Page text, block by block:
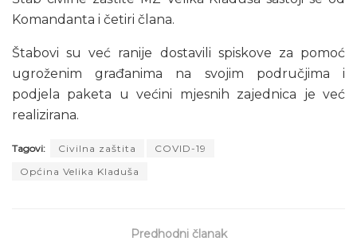
Komandanta i četiri člana.
Štabovi su već ranije dostavili spiskove za pomoć
ugroženim građanima na svojim područjima i
podjela paketa u većini mjesnih zajednica je već
realizirana.
Tagovi: Civilna zaštita
COVID-19
Općina Velika Kladuša
Predhodni članak